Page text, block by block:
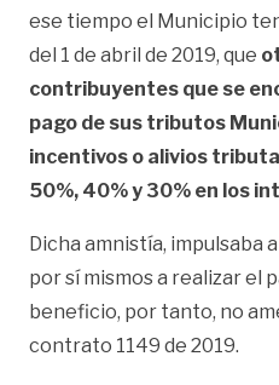
ese tiempo el Municipio
del 1 de abril de 2019, que
contribuyentes que se
pago de sus tributos
incentivos o alivios
50%, 40% y 30% en los
Dicha amnistía, impulsaba
por sí mismos a realizar el
beneficio, por tanto, no
contrato 1149 de 2019.